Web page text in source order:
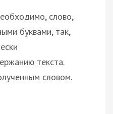
слово,
буквами, так,
текста.
словом.